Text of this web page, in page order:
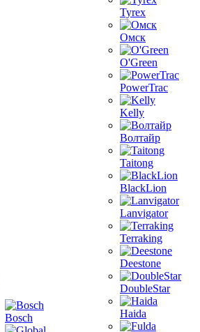
Bosch
Tyrex
Омск
O'Green
PowerTrac
Kelly
Волтайр
Taitong
BlackLion
Lanvigator
Terraking
Deestone
DoubleStar
Haida